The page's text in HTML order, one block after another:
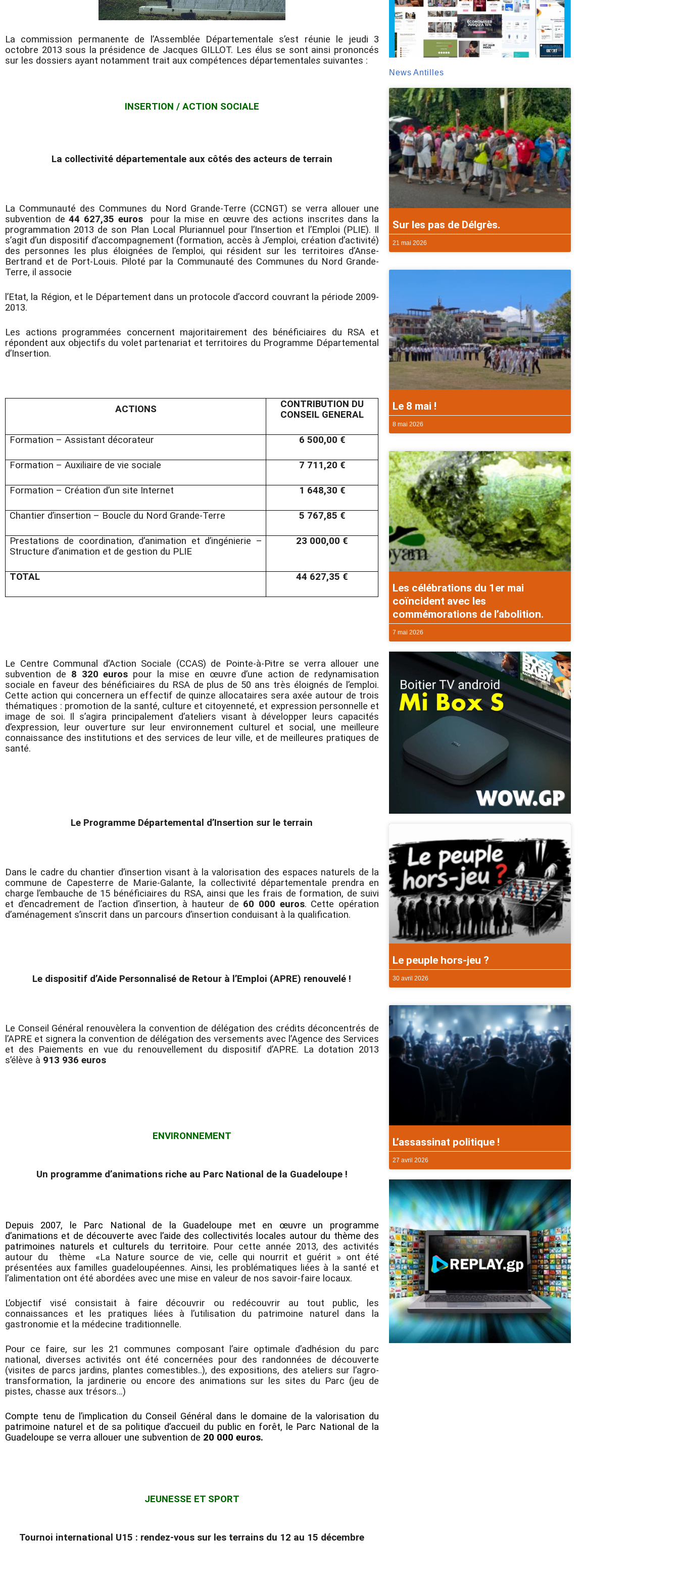
La commission permanente de l’Assemblée Départementale s’est réunie le jeudi 3
octobre 2013 sous la présidence de Jacques GILLOT. Les élus se sont ainsi prononcés
sur les dossiers ayant notamment trait aux compétences départementales suivantes :
INSERTION / ACTION SOCIALE
La collectivité départementale aux côtés des acteurs de terrain
La Communauté des Communes du Nord Grande-Terre (CCNGT) se verra allouer une
subvention de44 627,35 eurospour la mise en œuvre des actions inscrites dans la
programmation 2013 de son Plan Local Pluriannuel pour l’Insertion et l’Emploi (PLIE). Il
s’agit d’un dispositif d’accompagnement (formation, accès à J’emploi, création d’activité)
des personnes les plus éloignées de l’emploi, qui résident sur les territoires d’Anse-
Bertrand et de Port-Louis. Piloté par la Communauté des Communes du Nord Grande-
Terre, il associe
l’Etat, la Région, et le Département dans un protocole d’accord couvrant la période 2009-
2013.
Les actions programmées concernent majoritairement des bénéficiaires du RSA et
répondent aux objectifs du volet partenariat et territoires du Programme Départemental
d’Insertion.
ACTIONS
CONTRIBUTION DU
CONSEIL GENERAL
Formation – Assistant décorateur 6 500,00 €
Formation – Auxiliaire de vie sociale 7 711,20 €
Formation – Création d’un site Internet 1 648,30 €
Chantier d’insertion – Boucle du Nord Grande-Terre 5 767,85 €
Prestations de coordination, d’animation et d’ingénierie –
Structure d’animation et de gestion du PLIE
23 000,00 €
TOTAL 44 627,35 €
Le Centre Communal d’Action Sociale (CCAS) de Pointe-à-Pitre se verra allouer une
subvention de 8 320 euros pour la mise en œuvre d’une action de redynamisation
sociale en faveur des bénéficiaires du RSA de plus de 50 ans très éloignés de l’emploi.
Cette action qui concernera un effectif de quinze allocataires sera axée autour de trois
thématiques : promotion de la santé, culture et citoyenneté, et expression personnelle et
image de soi. Il s’agira principalement d’ateliers visant à développer leurs capacités
d’expression, leur ouverture sur leur environnement culturel et social, une meilleure
connaissance des institutions et des services de leur ville, et de meilleures pratiques de
santé.
Le Programme Départemental d’Insertion sur le terrain
Dans le cadre du chantier d’insertion visant à la valorisation des espaces naturels de la
commune de Capesterre de Marie-Galante, la collectivité départementale prendra en
charge l’embauche de 15 bénéficiaires du RSA, ainsi que les frais de formation, de suivi
et d’encadrement de l’action d’insertion, à hauteur de 60 000 euros. Cette opération
d’aménagement s’inscrit dans un parcours d’insertion conduisant à la qualification.
Le dispositif d’Aide Personnalisé de Retour à l’Emploi (APRE) renouvelé !
Le Conseil Général renouvèlera la convention de délégation des crédits déconcentrés de
l’APRE et signera la convention de délégation des versements avec l’Agence des Services
et des Paiements en vue du renouvellement du dispositif d’APRE. La dotation 2013
s’élève à 913 936 euros
ENVIRONNEMENT
Un programme d’animations riche au Parc National de la Guadeloupe !
Depuis 2007, le Parc National de la Guadeloupe met en œuvre un programme
d’animations et de découverte avec l’aide des collectivités locales autour du thème des
patrimoines naturels et culturels du territoire. Pour cette année 2013, des activités
autour du thème «La Nature source de vie, celle qui nourrit et guérit » ont été
présentées aux familles guadeloupéennes. Ainsi, les problématiques liées à la santé et
l’alimentation ont été abordées avec une mise en valeur de nos savoir-faire locaux.
L’objectif visé consistait à faire découvrir ou redécouvrir au tout public, les
connaissances et les pratiques liées à l’utilisation du patrimoine naturel dans la
gastronomie et la médecine traditionnelle.
Pour ce faire, sur les 21 communes composant l’aire optimale d’adhésion du parc
national, diverses activités ont été concernées pour des randonnées de découverte
(visites de parcs jardins, plantes comestibles..), des expositions, des ateliers sur l’agro-
transformation, la jardinerie ou encore des animations sur les sites du Parc (jeu de
pistes, chasse aux trésors…)
Compte tenu de l’implication du Conseil Général dans le domaine de la valorisation du
patrimoine naturel et de sa politique d’accueil du public en forêt, le Parc National de la
Guadeloupe se verra allouer une subvention de 20 000 euros.
JEUNESSE ET SPORT
Tournoi international U15 : rendez-vous sur les terrains du 12 au 15 décembre
News Antilles
Sur les pas de Délgrès.
21 mai 2026
Le 8 mai !
8 mai 2026
Les célébrations du 1er mai
coïncident avec les
commémorations de l’abolition.
7 mai 2026
Le peuple hors-jeu ?
30 avril 2026
L’assassinat politique !
27 avril 2026